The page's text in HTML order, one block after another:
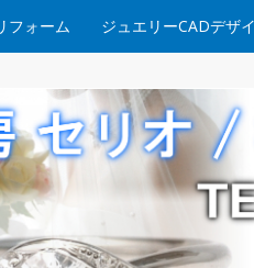
フォーム ジュエリーCADデザ